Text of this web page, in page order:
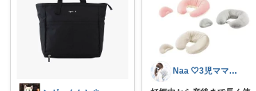
Naa 🤍3児ママの愛用品